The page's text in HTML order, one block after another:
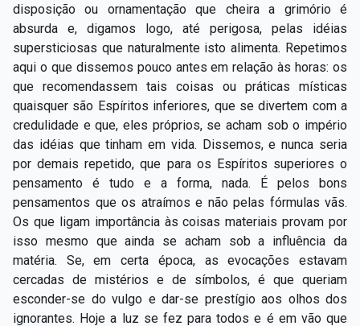
disposição ou ornamentação que cheira a grimório é
absurda e, digamos logo, até perigosa, pelas idéias
supersticiosas que naturalmente isto alimenta. Repetimos
aqui o que dissemos pouco antes em relação às horas: os
que recomendassem tais coisas ou práticas místicas
quaisquer são Espíritos inferiores, que se divertem com a
credulidade e que, eles próprios, se acham sob o império
das idéias que tinham em vida. Dissemos, e nunca seria
por demais repetido, que para os Espíritos superiores o
pensamento é tudo e a forma, nada. É pelos bons
pensamentos que os atraímos e não pelas fórmulas vãs.
Os que ligam importância às coisas materiais provam por
isso mesmo que ainda se acham sob a influência da
matéria. Se, em certa época, as evocações estavam
cercadas de mistérios e de símbolos, é que queriam
esconder-se do vulgo e dar-se prestígio aos olhos dos
ignorantes. Hoje a luz se fez para todos e é em vão que